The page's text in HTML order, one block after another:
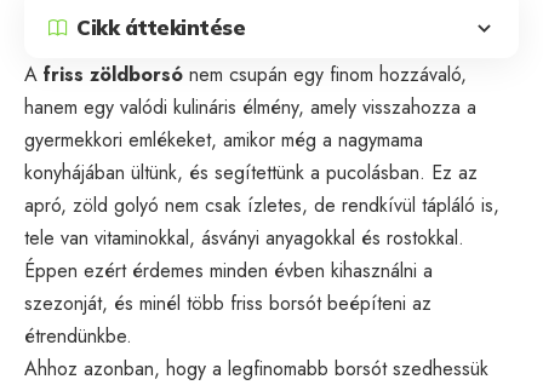
Cikk áttekintése
A friss zöldborsó nem csupán egy finom hozzávaló,
hanem egy valódi kulináris élmény, amely visszahozza a
gyermekkori emlékeket, amikor még a nagymama
konyhájában ültünk, és segítettünk a pucolásban. Ez az
apró, zöld golyó nem csak ízletes, de rendkívül tápláló is,
tele van vitaminokkal, ásványi anyagokkal és rostokkal.
Éppen ezért érdemes minden évben kihasználni a
szezonját, és minél több friss borsót beépíteni az
étrendünkbe.
Ahhoz azonban, hogy a legfinomabb borsót szedhessük